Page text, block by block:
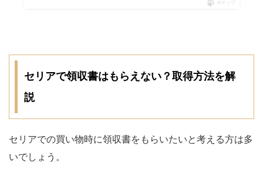
ポチップ
セリアで領収書はもらえない？取得方法を解
説
セリアでの買い物時に領収書をもらいたいと考える方は多
いでしょう。